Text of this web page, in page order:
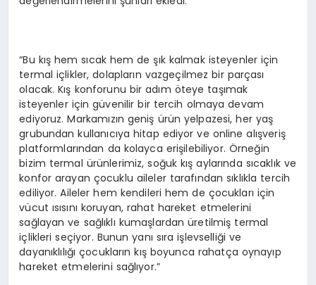
“Bu kış hem sıcak hem de şık kalmak isteyenler için
termal içlikler, dolapların vazgeçilmez bir parçası
olacak. Kış konforunu bir adım öteye taşımak
isteyenler için güvenilir bir tercih olmaya devam
ediyoruz. Markamızın geniş ürün yelpazesi, her yaş
grubundan kullanıcıya hitap ediyor ve online alışveriş
platformlarından da kolayca erişilebiliyor. Örneğin
bizim termal ürünlerimiz, soğuk kış aylarında sıcaklık ve
konfor arayan çocuklu aileler tarafından sıklıkla tercih
ediliyor. Aileler hem kendileri hem de çocukları için
vücut ısısını koruyan, rahat hareket etmelerini
sağlayan ve sağlıklı kumaşlardan üretilmiş termal
içlikleri seçiyor. Bunun yanı sıra işlevselliği ve
dayanıklılığı çocukların kış boyunca rahatça oynayıp
hareket etmelerini sağlıyor.”